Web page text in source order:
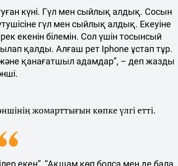
күні. Гүл мен сыйлық алдық. Сосын
гүл мен сыйлық алдық. Екеуіне
екенін білемін. Сол үшін тосынсый
қалды. Алғаш рет Iphone ұстап тұр.
қанағатшыл адамдар”, – деп жазды
жомарттығын көпке үлгі етті.